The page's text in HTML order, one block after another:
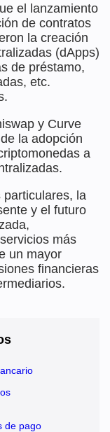
el lanzamiento
de contratos
la creación
(dApps)
de préstamo,
etc.
y Curve
la adopción
a
la
y el futuro
más
un mayor
financieras
de pago